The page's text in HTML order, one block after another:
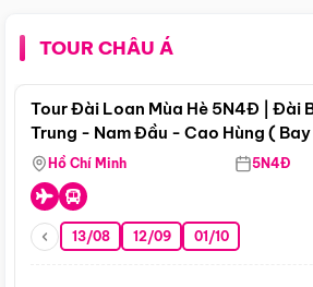
TOUR CHÂU Á
Tour Đài Loan Mùa Hè 5N4Đ | Đài
Trung - Nam Đầu - Cao Hùng (
Hồ Chí Minh 5N4Đ
13/08 12/09 01/10